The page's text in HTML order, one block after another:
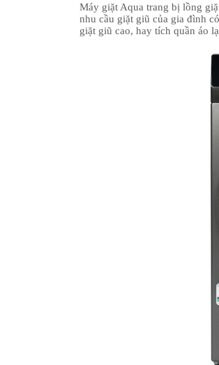
Máy giặt Aqua trang bị lồng
nhu cầu giặt giũ của gia đình
giặt giũ cao, hay tích quần áo